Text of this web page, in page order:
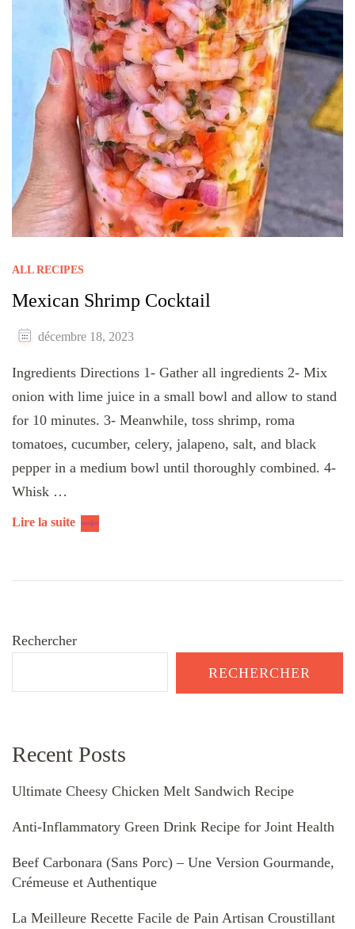
ALL RECIPES
Mexican Shrimp Cocktail
décembre 18, 2023
Ingredients Directions 1- Gather all ingredients 2- Mix
onion with lime juice in a small bowl and allow to stand
for 10 minutes. 3- Meanwhile, toss shrimp, roma
tomatoes, cucumber, celery, jalapeno, salt, and black
pepper in a medium bowl until thoroughly combined. 4-
Whisk …
Lire la suite
Rechercher
RECHERCHER
Recent Posts
Ultimate Cheesy Chicken Melt Sandwich Recipe
Anti-Inflammatory Green Drink Recipe for Joint Health
Beef Carbonara (Sans Porc) – Une Version Gourmande,
Crémeuse et Authentique
La Meilleure Recette Facile de Pain Artisan Croustillant